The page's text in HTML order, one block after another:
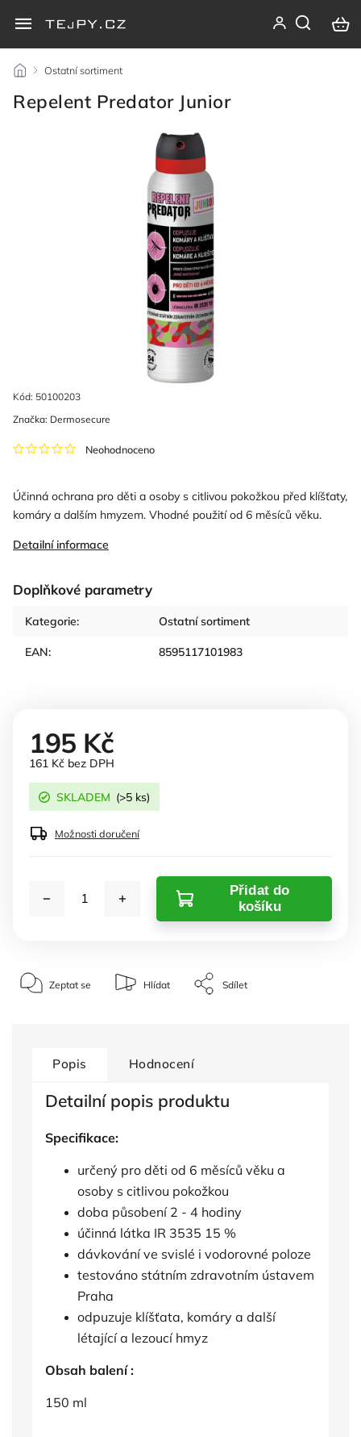
/ Ostatní sortiment
Repelent Predator Junior
Kód: 50100203
Neohodnoceno
Účinná ochrana pro děti a osoby s citlivou pokožkou před klíšťaty,
komáry a dalším hmyzem. Vhodné použití od 6 měsíců věku.
Detailní informace
Doplňkové parametry
Kategorie: Ostatní sortiment
EAN: 8595117101983
Značka: Dermosecure
195 Kč
161 Kč bez DPH
SKLADEM (>5 ks)
Možnosti doručení
Přidat do
košíku
Zeptat se Hlídat Sdílet
Popis Hodnocení
Detailní popis produktu
Specifikace:
určený pro děti od 6 měsíců věku a
osoby s citlivou pokožkou
doba působení 2 - 4 hodiny
účinná látka IR 3535 15 %
dávkování ve svislé i vodorovné poloze
testováno státním zdravotním ústavem
Praha
odpuzuje klíšťata, komáry a další
létající a lezoucí hmyz
Obsah balení :
150 ml